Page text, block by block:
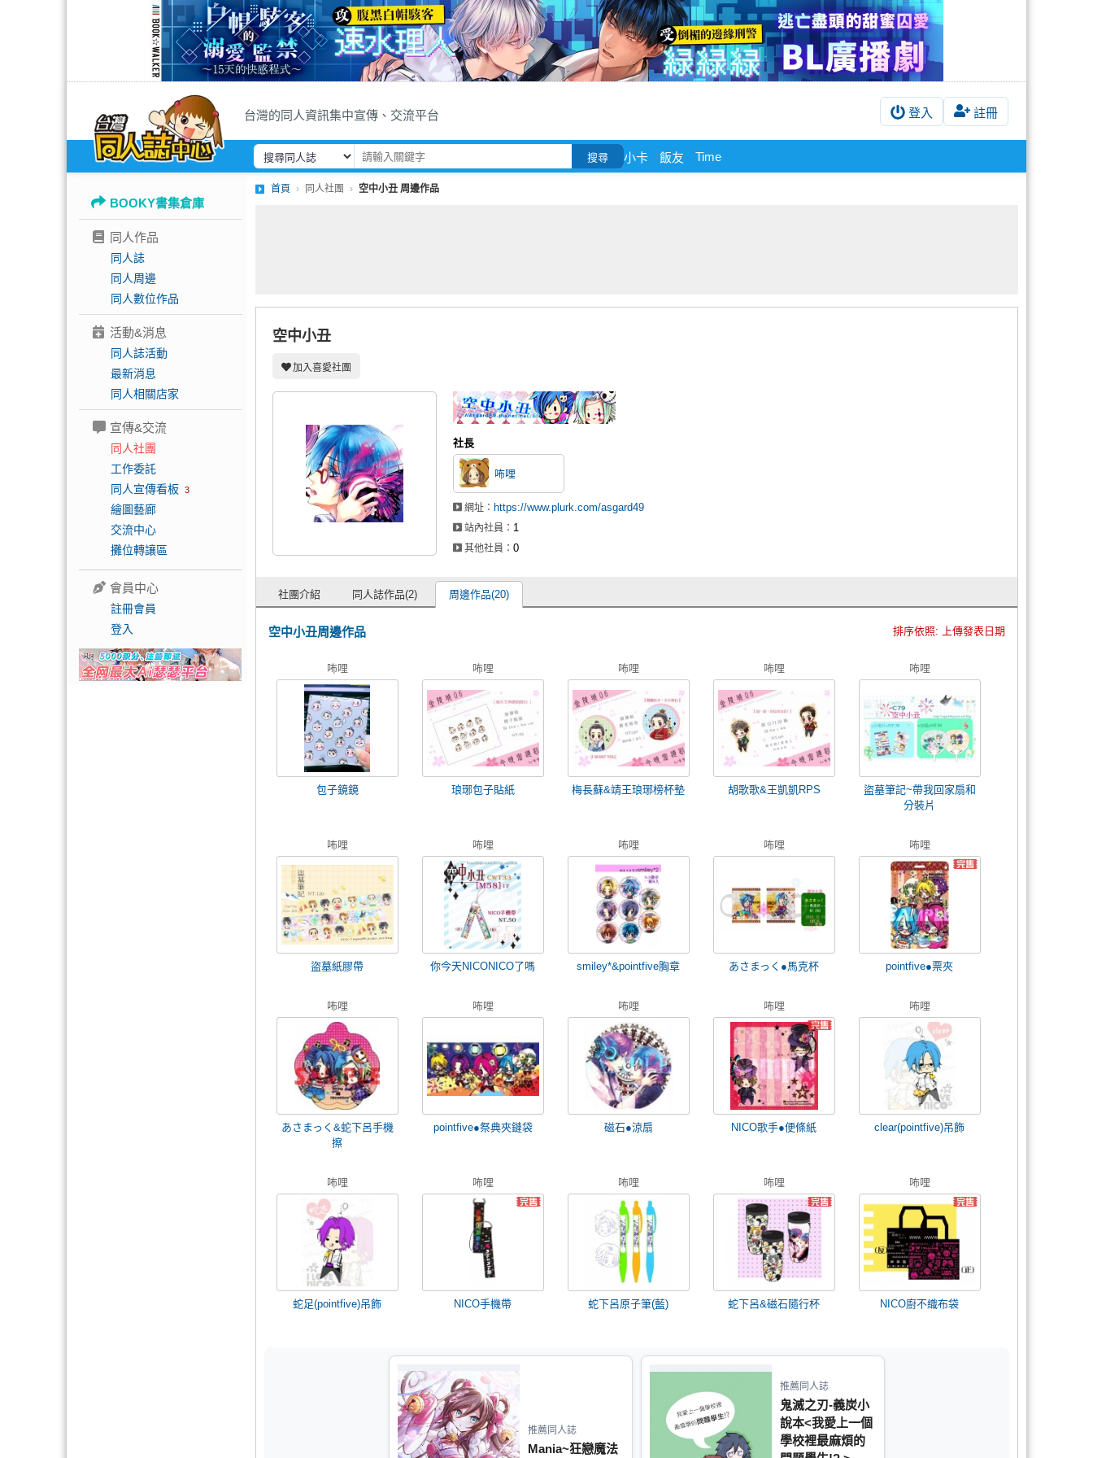
台灣的同人資訊集中宣傳、交流平台 登入 註冊
搜尋 小卡 飯友 Time
BOOKY書集倉庫
同人作品
同人誌
同人周邊
同人數位作品
活動&消息
同人誌活動
最新消息
同人相關店家
宣傳&交流
同人社團
工作委託
同人宣傳看板 3
繪圖藝廊
交流中心
攤位轉讓區
會員中心
註冊會員
登入
首頁 同人社團 空中小丑 周邊作品
空中小丑
加入喜愛社團
社長
咘哩
網址： https://www.plurk.com/asgard49
站內社員： 1
其他社員： 0
社團介紹 同人誌作品(2) 周邊作品(20)
空中小丑周邊作品 排序依照: 上傳發表日期
咘哩
包子鏡鏡
咘哩
琅琊包子貼紙
咘哩
梅長蘇&靖王琅琊榜杯墊
咘哩
胡歌歌&王凱凱RPS
咘哩
盜墓筆記~帶我回家扇和
分裝片
咘哩
盜墓紙膠帶
咘哩
你今天NICONICO了嗎
咘哩
smiley*&pointfive胸章
咘哩
あさまっく●馬克杯
咘哩
pointfive●票夾
咘哩
あさまっく&蛇下呂手機
擦
咘哩
pointfive●祭典夾鏈袋
咘哩
磁石●涼扇
咘哩
NICO歌手●便條紙
咘哩
clear(pointfive)吊飾
咘哩
蛇足(pointfive)吊飾
咘哩
NICO手機帶
咘哩
蛇下呂原子筆(藍)
咘哩
蛇下呂&磁石隨行杯
咘哩
NICO廚不織布袋
推薦同人誌
Mania~狂戀魔法
推薦同人誌
鬼滅之刃-義炭小
說本<我愛上一個
學校裡最麻煩的